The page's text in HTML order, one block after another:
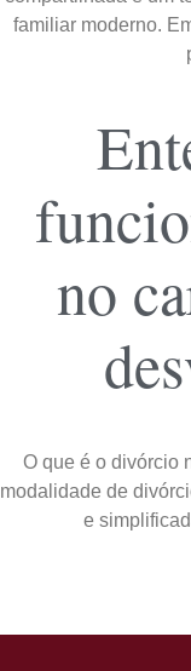
familiar moderno.
no
O que é o divórcio
modalidade de
e